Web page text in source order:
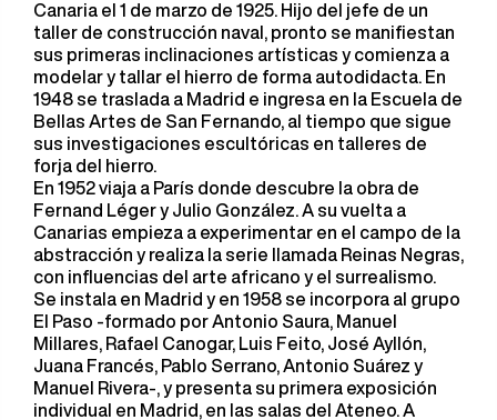
Canaria el 1 de marzo de 1925. Hijo del jefe de un
taller de construcción naval, pronto se manifiestan
sus primeras inclinaciones artísticas y comienza a
modelar y tallar el hierro de forma autodidacta. En
1948 se traslada a Madrid e ingresa en la Escuela de
Bellas Artes de San Fernando, al tiempo que sigue
sus investigaciones escultóricas en talleres de
forja del hierro.
En 1952 viaja a París donde descubre la obra de
Fernand Léger y Julio González. A su vuelta a
Canarias empieza a experimentar en el campo de la
abstracción y realiza la serie llamada Reinas Negras,
con influencias del arte africano y el surrealismo.
Se instala en Madrid y en 1958 se incorpora al grupo
El Paso -formado por Antonio Saura, Manuel
Millares, Rafael Canogar, Luis Feito, José Ayllón,
Juana Francés, Pablo Serrano, Antonio Suárez y
Manuel Rivera-, y presenta su primera exposición
individual en Madrid, en las salas del Ateneo. A